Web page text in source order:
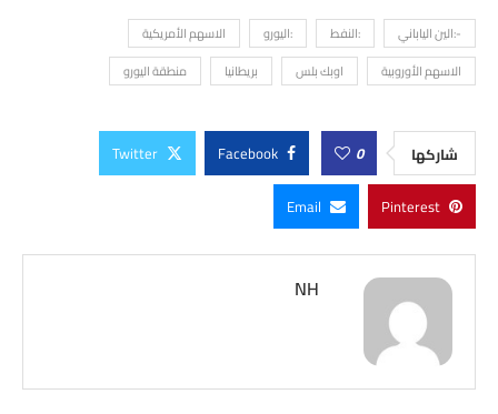
-:الين الياباني :النفط :اليورو
الاسهم الأمريكية
الاسهم الأوروبية
اوبك بلس بريطانيا منطقة اليورو
شاركها 0
Facebook
Twitter
Pinterest
Email
NH